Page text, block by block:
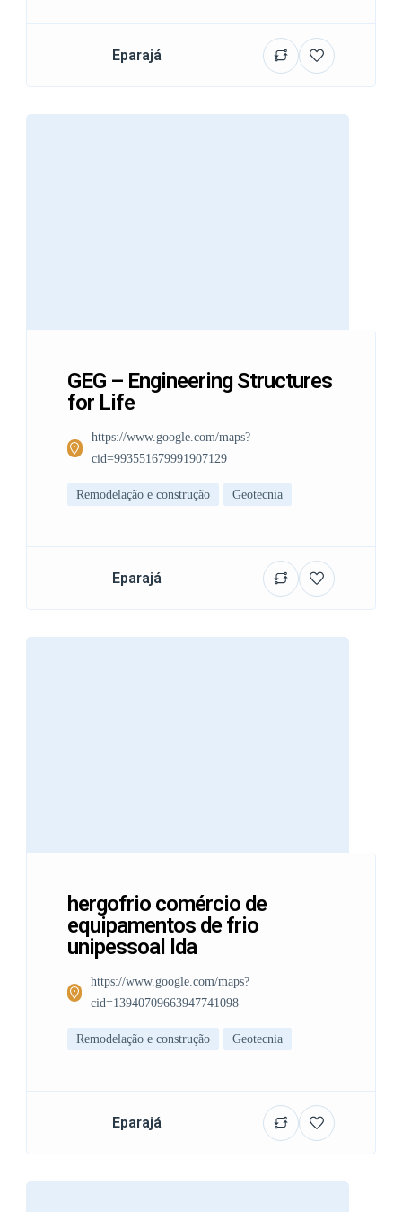
Eparajá
GEG – Engineering Structures
for Life
https://www.google.com/maps?
cid=993551679991907129
Remodelação e construção Geotecnia
Eparajá
hergofrio comércio de
equipamentos de frio
unipessoal lda
https://www.google.com/maps?
cid=13940709663947741098
Remodelação e construção Geotecnia
Eparajá